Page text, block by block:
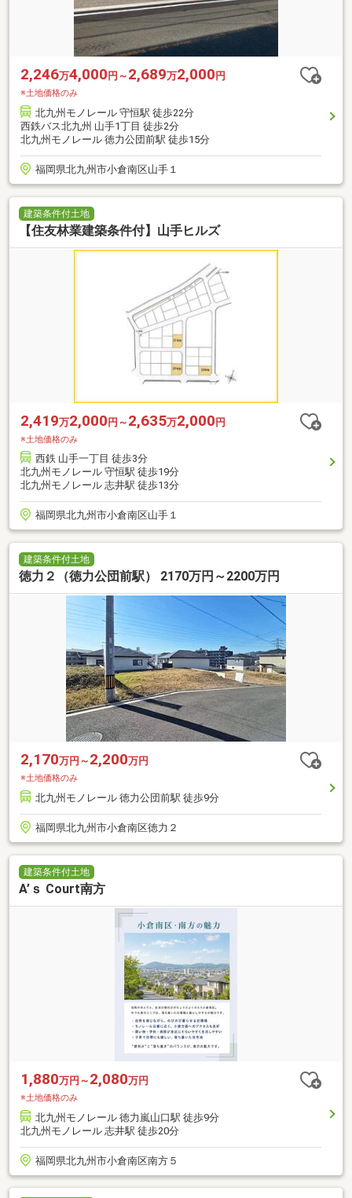
2,246万4,000 円～ 2,689万2,000 円
※土地価格のみ
北九州モノレール 守恒駅 徒歩22分
西鉄バス北九州 山手1丁目 徒歩2分
北九州モノレール 徳力公団前駅 徒歩15分
福岡県北九州市小倉南区山手１
建築条件付土地
【住友林業建築条件付】山手ヒルズ
2,419万2,000円～ 2,635万2,000円
※土地価格のみ
西鉄 山手一丁目 徒歩3分
北九州モノレール 守恒駅 徒歩19分
北九州モノレール 志井駅 徒歩13分
福岡県北九州市小倉南区山手１
建築条件付土地
徳力２（徳力公団前駅） 2170万円～2200万円
2,170万円～ 2,200万円
※土地価格のみ
北九州モノレール 徳力公団前駅 徒歩9分
福岡県北九州市小倉南区徳力２
建築条件付土地
A’ｓ Court南方
1,880万円～ 2,080万円
※土地価格のみ
北九州モノレール 徳力嵐山口駅 徒歩9分
北九州モノレール 志井駅 徒歩20分
福岡県北九州市小倉南区南方５